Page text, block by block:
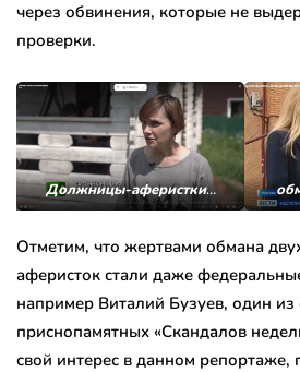
через обвинения, которые не
проверки.
Должницы-аферистки…
Отметим, что жертвами обмана
аферисток стали даже
например Виталий Бузуев, один из
приснопамятных «Скандалов
свой интерес в данном